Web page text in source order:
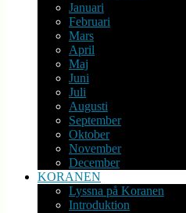
Januari
Februari
Mars
April
Maj
Juni
Juli
Augusti
September
Oktober
November
December
KORANEN
Lyssna på Koranen
Introduktion